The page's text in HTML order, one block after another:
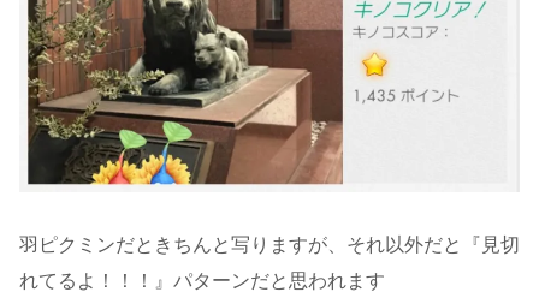
羽ピクミンだときちんと写りますが、それ以外だと『見切
れてるよ！！！』パターンだと思われます